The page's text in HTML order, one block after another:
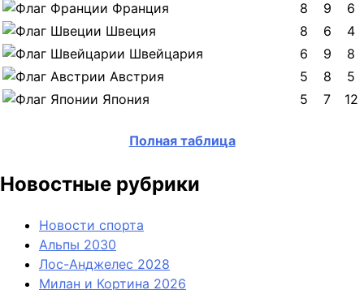
Франция
8 9
6
Швеция
8 6
4
Швейцария
6 9
8
Австрия
5 8
5
Япония
5 7 12
Полная таблица
Новостные рубрики
Новости спорта
Альпы 2030
Лос-Анджелес 2028
Милан и Кортина 2026